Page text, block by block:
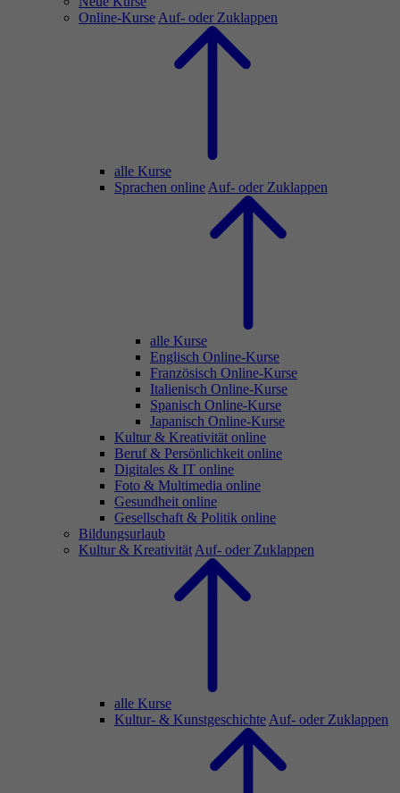
Online-Kurse Auf- oder Zuklappen
alle Kurse
Sprachen online Auf- oder Zuklappen
alle Kurse
Englisch Online-Kurse
Französisch Online-Kurse
Italienisch Online-Kurse
Spanisch Online-Kurse
Japanisch Online-Kurse
Kultur & Kreativität online
Beruf & Persönlichkeit online
Digitales & IT online
Foto & Multimedia online
Gesundheit online
Gesellschaft & Politik online
Bildungsurlaub
Kultur & Kreativität Auf- oder Zuklappen
alle Kurse
Kultur- & Kunstgeschichte Auf- oder Zuklappen